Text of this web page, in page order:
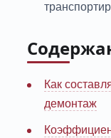
Как
демонтаж